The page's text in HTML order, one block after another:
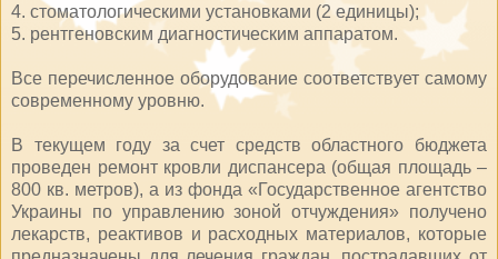
4. стоматологическими установками (2 единицы);
5. рентгеновским диагностическим аппаратом.
Все перечисленное оборудование соответствует самому
современному уровню.
В текущем году за счет средств областного бюджета
проведен ремонт кровли диспансера (общая площадь –
800 кв. метров), а из фонда «Государственное агентство
Украины по управлению зоной отчуждения» получено
лекарств, реактивов и расходных материалов, которые